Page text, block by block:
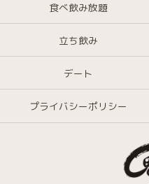
食べ飲み放題
立ち飲み
デート
プライバシーポリシー